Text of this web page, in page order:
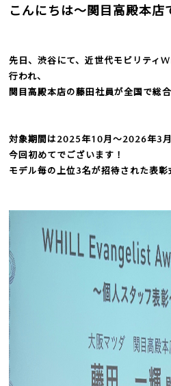
こんにちは～関目高殿本店
先日、渋谷にて、近世代モビリティ
行われ、
関目高殿本店の藤田社員が全国で総
対象期間は2025年10月～2026年3月
今回初めてでございます！
モデル毎の上位3名が招待された表彰